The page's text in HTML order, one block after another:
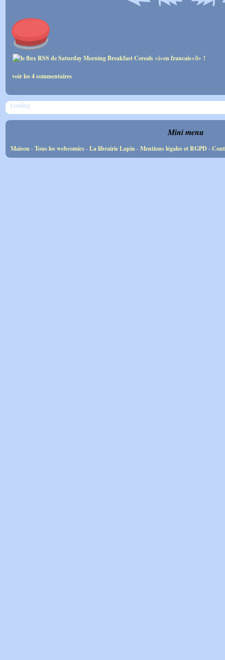
voir les 4 commentaires
Loading
Mini menu
Maison-Tous les webcomics-La librairie Lapin-Mentions légales et RGPD-